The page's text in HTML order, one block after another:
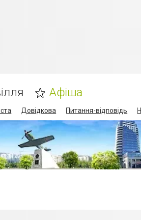
Афіша
Довідкова Питання-відповідь